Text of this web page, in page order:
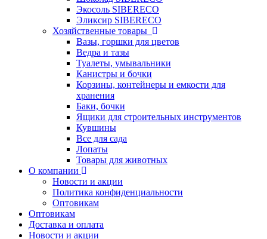
Экосоль SIBERECO
Эликсир SIBERECO
Хозяйственные товары
Вазы, горшки для цветов
Ведра и тазы
Туалеты, умывальники
Канистры и бочки
Корзины, контейнеры и емкости для
хранения
Баки, бочки
Ящики для строительных инструментов
Кувшины
Все для сада
Лопаты
Товары для животных
О компании
Новости и акции
Политика конфиденциальности
Оптовикам
Оптовикам
Доставка и оплата
Новости и акции